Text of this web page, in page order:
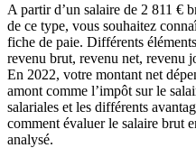
A partir d’un salaire de 2 811 €
de ce type, vous souhaitez
fiche de paie. Différents
revenu brut, revenu net, revenu
En 2022, votre montant net
amont comme l’impôt sur le
salariales et les différents
comment évaluer le salaire brut
analysé.